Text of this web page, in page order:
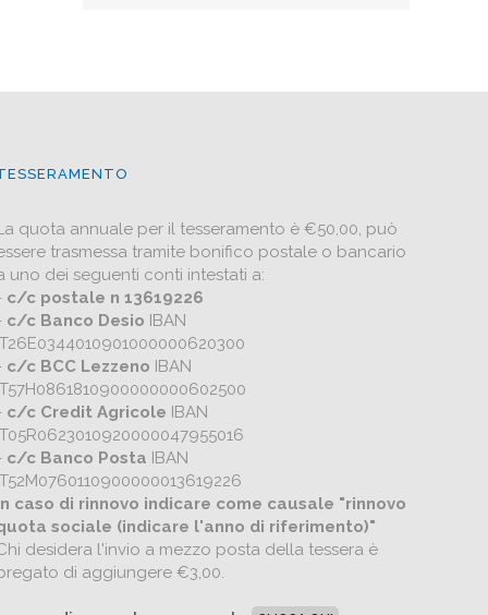
quota annuale per il tesseramento è €50,00, può
trasmessa tramite bonifico postale o bancario
uno dei seguenti conti intestati a:
c/c postale n 13619226
c/c Banco Desio IBAN
c/c BCC Lezzeno IBAN
c/c Credit Agricole IBAN
c/c Banco Posta IBAN
caso di rinnovo indicare come causale "rinnovo
sociale (indicare l'anno di riferimento)"
desidera l'invio a mezzo posta della tessera è
di aggiungere €3,00.